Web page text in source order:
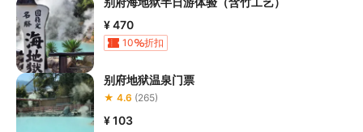
¥ 470
10 折扣
别府地狱温泉门票
★ 4.6 (265)
¥ 103